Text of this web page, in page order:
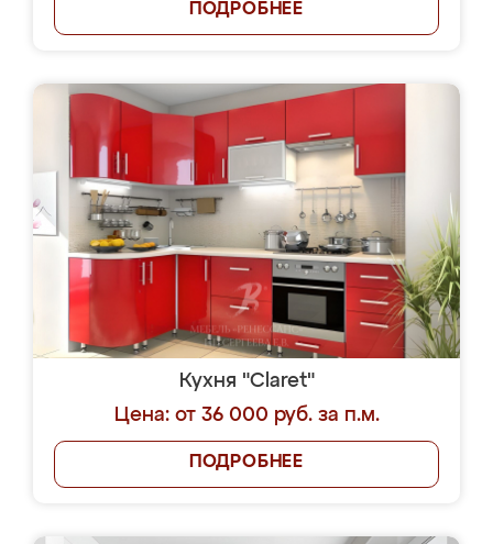
ПОДРОБНЕЕ
Кухня "Claret"
Цена: от 36 000 руб. за п.м.
ПОДРОБНЕЕ